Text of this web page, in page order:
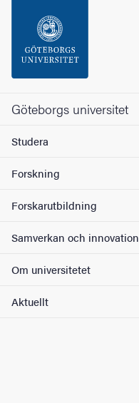
Sidfoten
Om webbplatsen
Göteborgs universitet
Studera
Forskning
Forskarutbildning
Samverkan och innovation
Om universitetet
Aktuellt